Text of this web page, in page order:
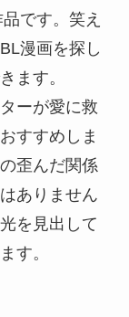
です。笑え
漫画を探し
ます。
ーが愛に救
すすめしま
歪んだ関係
ありません
を見出して
す。